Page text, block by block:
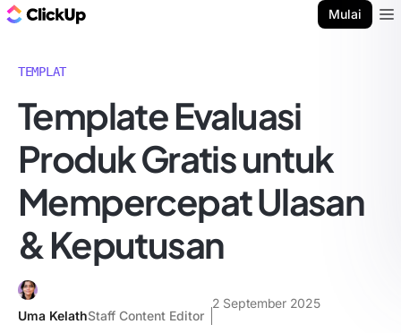
Mulai
TEMPLAT
Template Evaluasi
Produk Gratis untuk
Mempercepat Ulasan
& Keputusan
Uma KelathStaff Content Editor
2 September 2025